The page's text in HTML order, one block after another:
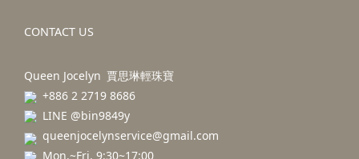
CONTACT US
Queen Jocelyn 賈思琳輕珠寶
+886 2 2719 8686
LINE @bin9849y
queenjocelynservice@gmail.com
Mon.~Fri. 9:30~17:00